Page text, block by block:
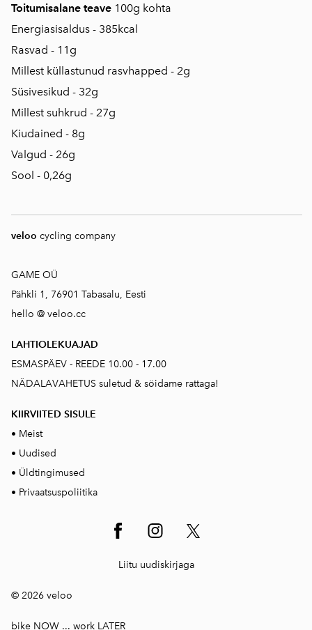
Toitumisalane teave 100g kohta
Energiasisaldus - 385kcal
Rasvad - 11g
Millest küllastunud rasvhapped - 2g
Süsivesikud - 32g
Millest suhkrud - 27g
Kiudained - 8g
Valgud - 26g
Sool - 0,26g
veloo cycling company
GAME OÜ
Pähkli 1, 76901 Tabasalu, Eesti
hello @ veloo.cc
LAHTIOLEKUAJAD
ESMASPÄEV - REEDE 10.00 - 17.00
NÄDALAVAHETUS suletud & söidame rattaga!
KIIRVIITED SISULE
• Meist
• Uudised
• Üldtingimused
• Privaatsuspoliitika
Liitu uudiskirjaga
© 2026 veloo
bike NOW ... work LATER